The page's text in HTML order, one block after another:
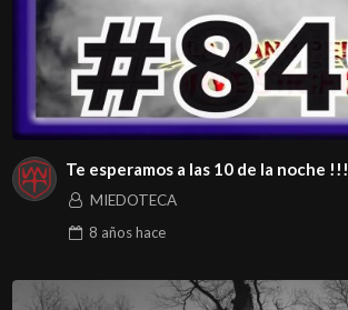
Te esperamos a las 10 de la noche !!!
MIEDOTECA
8 añoshace